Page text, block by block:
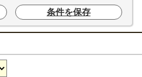
条件を保存